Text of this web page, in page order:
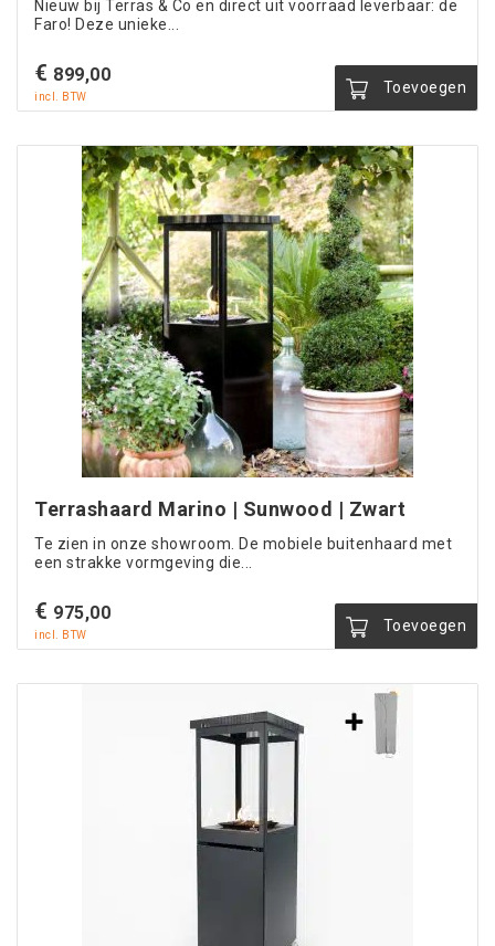
Nieuw bij Terras & Co en direct uit voorraad leverbaar: de
Faro! Deze unieke...
€ 899,00
incl. BTW
Toevoegen
Terrashaard Marino | Sunwood | Zwart
Te zien in onze showroom. De mobiele buitenhaard met
een strakke vormgeving die...
€ 975,00
incl. BTW
Toevoegen